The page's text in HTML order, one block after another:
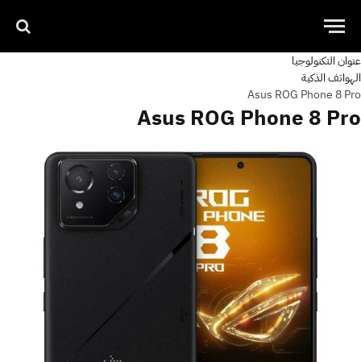
عنوان التكنولوجيا
الهواتف الذكية
Asus ROG Phone 8 Pro
Asus ROG Phone 8 Pro